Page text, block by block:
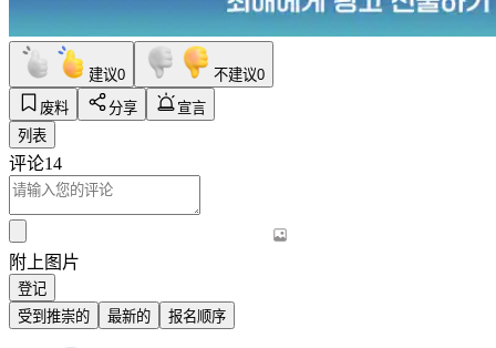
建议0 不建议0
废料
分享
宣言
列表
评论14
附上图片
登记
受到推崇的
最新的 报名顺序